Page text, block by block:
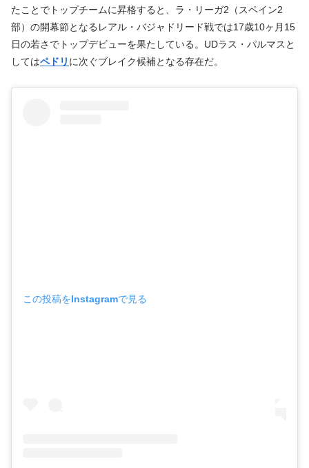
たことでトップチームに昇格すると、ラ・リーガ2（スペイン2
部）の開幕節となるレアル・バジャドリード戦では17歳10ヶ月15
日の若さでトップデビューを果たしている。UDラス・パルマスと
してはペドリ に次ぐブレイク候補となる存在だ。
この投稿をInstagramで見る